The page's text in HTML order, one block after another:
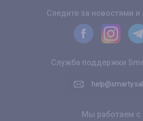
Следите за новостями и
Служба поддержки
Мы работаем с